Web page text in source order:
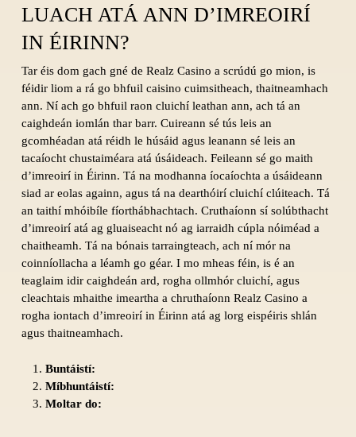
LUACH ATÁ ANN D’IMREOIRÍ
IN ÉIRINN?
Tar éis dom gach gné de Realz Casino a scrúdú go mion, is
féidir liom a rá go bhfuil caisino cuimsitheach, thaitneamhach
ann. Ní ach go bhfuil raon cluichí leathan ann, ach tá an
caighdeán iomlán thar barr. Cuireann sé tús leis an
gcomhéadan atá réidh le húsáid agus leanann sé leis an
tacaíocht chustaiméara atá úsáideach. Feileann sé go maith
d’imreoirí in Éirinn. Tá na modhanna íocaíochta a úsáideann
siad ar eolas againn, agus tá na dearthóirí cluichí clúiteach. Tá
an taithí mhóibíle fíorthábhachtach. Cruthaíonn sí solúbthacht
d’imreoirí atá ag gluaiseacht nó ag iarraidh cúpla nóiméad a
chaitheamh. Tá na bónais tarraingteach, ach ní mór na
coinníollacha a léamh go géar. I mo mheas féin, is é an
teaglaim idir caighdeán ard, rogha ollmhór cluichí, agus
cleachtais mhaithe imeartha a chruthaíonn Realz Casino a
rogha iontach d’imreoirí in Éirinn atá ag lorg eispéiris shlán
agus thaitneamhach.
Buntáistí:
Míbhuntáistí:
Moltar do: